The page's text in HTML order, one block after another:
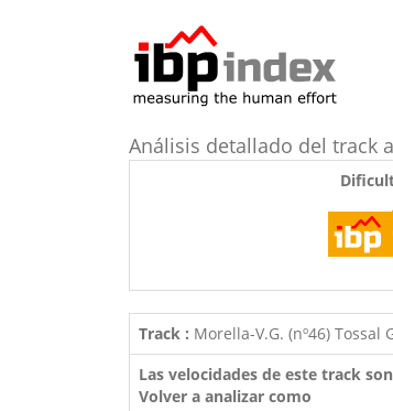
Análisis detallado del track
Track : Morella-V.G. (nº46) Tossal
Las velocidades de este track
Volver a analizar como